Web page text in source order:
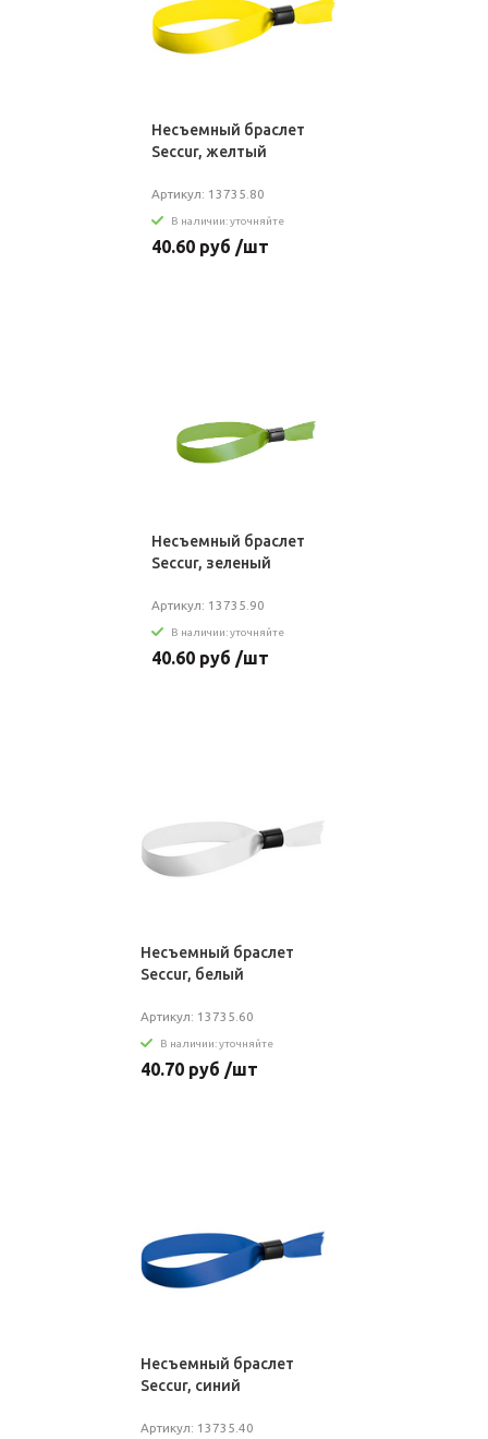
Несъемный браслет
Seccur, желтый
Артикул: 13735.80
В наличии: уточняйте
40.60 руб /шт
Несъемный браслет
Seccur, зеленый
Артикул: 13735.90
В наличии: уточняйте
40.60 руб /шт
Несъемный браслет
Seccur, белый
Артикул: 13735.60
В наличии: уточняйте
40.70 руб /шт
Несъемный браслет
Seccur, синий
Артикул: 13735.40